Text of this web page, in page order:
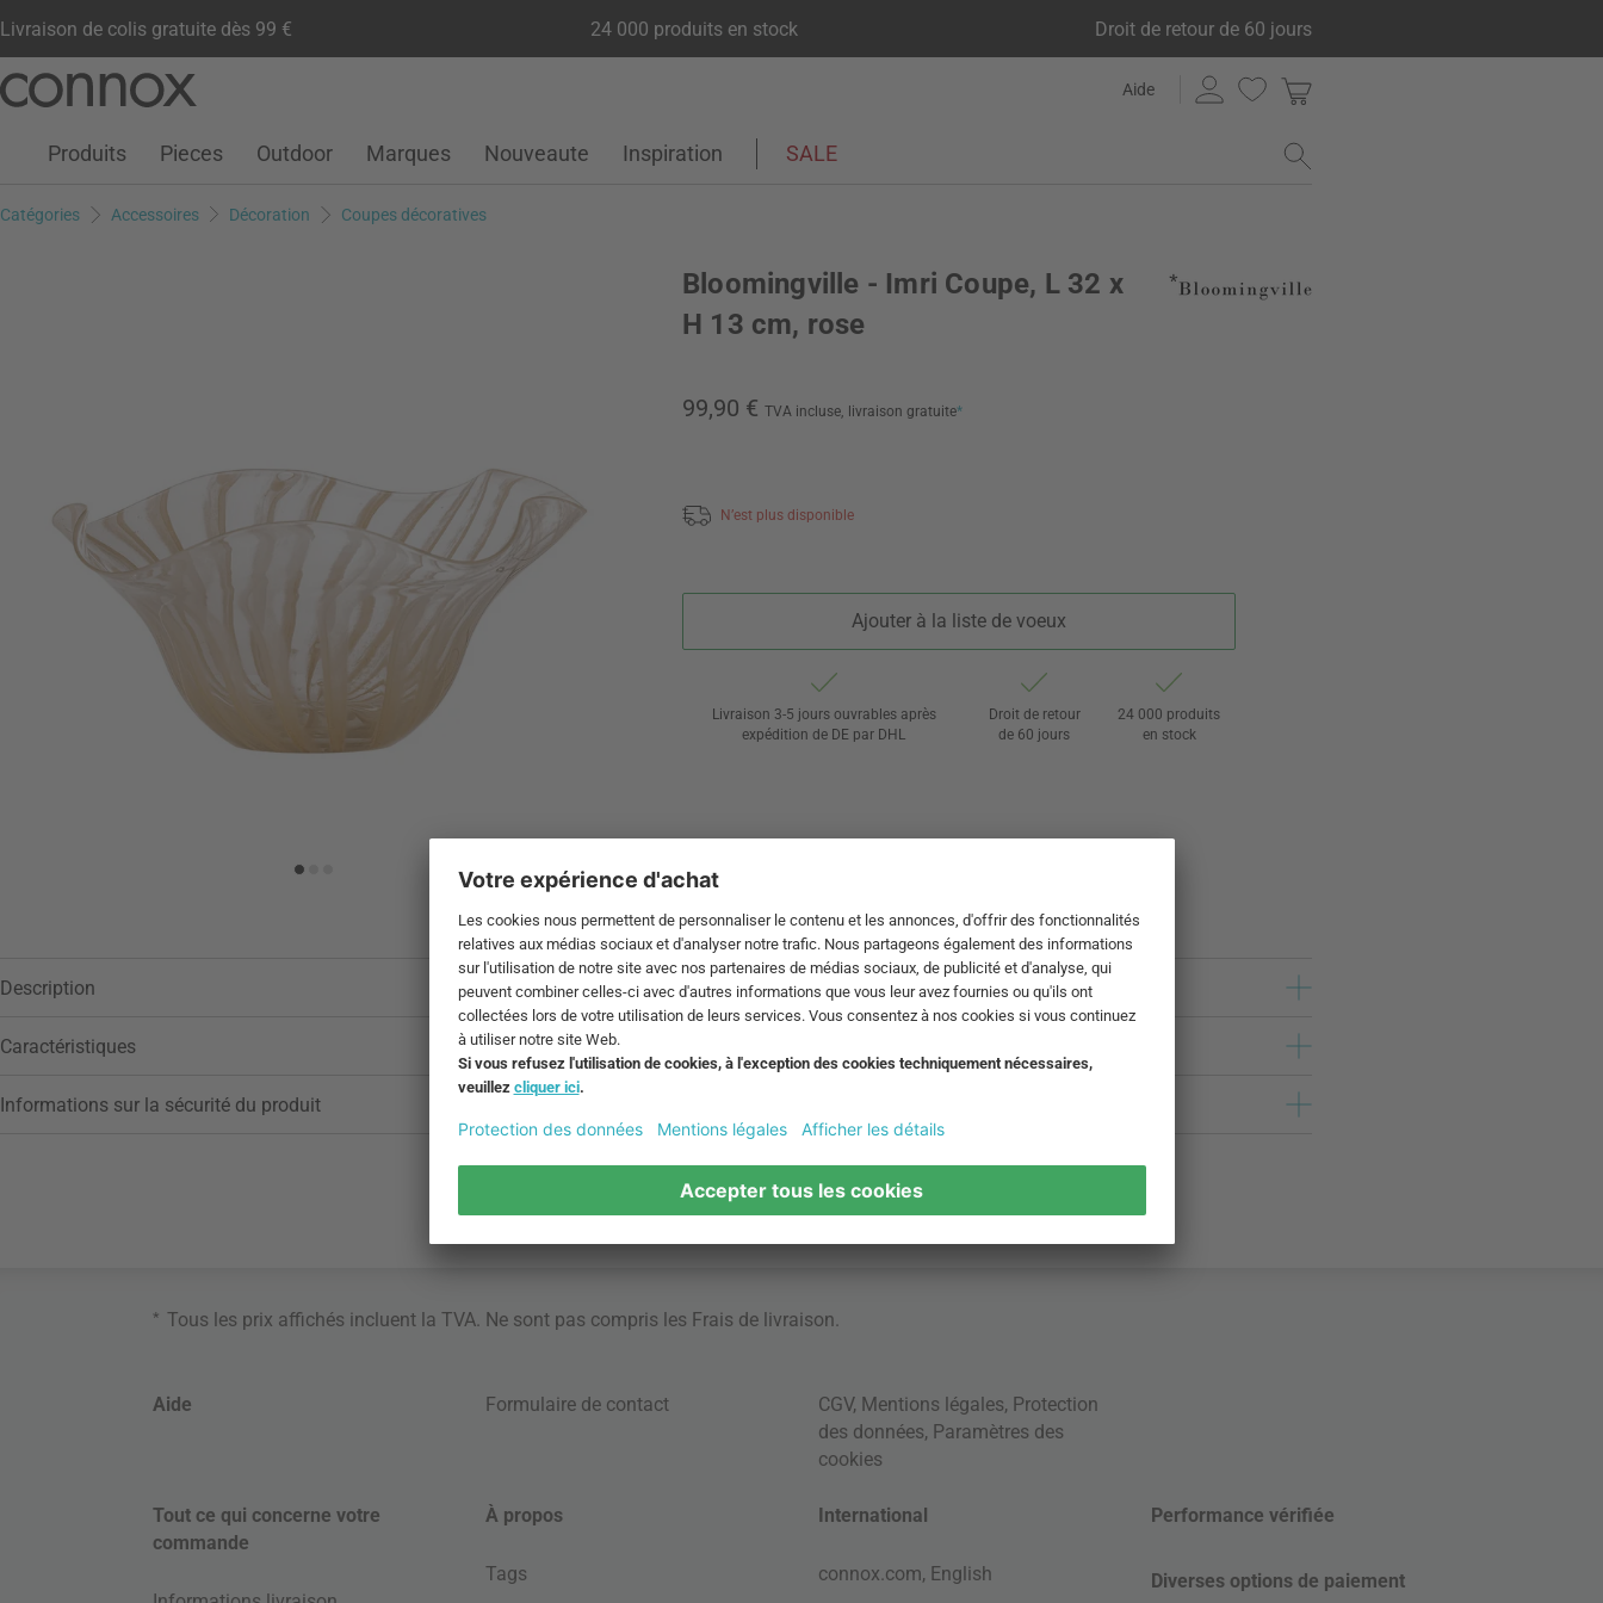
Livraison de colis gratuite dès 99 € 24 000 produits en stock Droit de retour de 60 jours
contenu
Aide
Compte clientListe de souhaits
Warenkorb
Produits Pieces Outdoor Marques Nouveaute Inspiration SALE
Catégories Accessoires Décoration Coupes décoratives
Bloomingville - Imri Coupe, L 32 x
H 13 cm, rose
99,90 € TVA incluse, livraison gratuite*
N’est plus disponible
Ajouter à la liste de voeux
Livraison 3-5 jours ouvrables après
expédition de DE par DHL
Droit de retour
de 60 jours
24 000 produits
en stock
Description
Caractéristiques
Informations sur la sécurité du produit
* Tous les prix affichés incluent la TVA. Ne sont pas compris les Frais de livraison.
Aide Formulaire de contact CGV, Mentions légales, Protection
des données, Paramètres des
cookies
Tout ce qui concerne votre
commande
À propos
Tags
International
connox.com, English
Performance vérifiée
Diverses options de paiement